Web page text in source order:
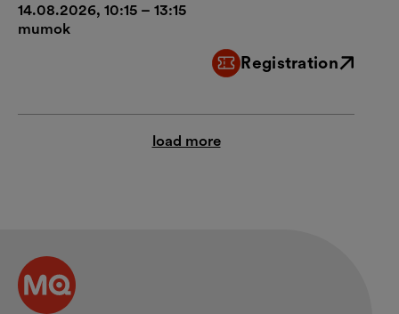
14.08.2026, 10:15 – 13:15
mumok
Registration
External link
load more